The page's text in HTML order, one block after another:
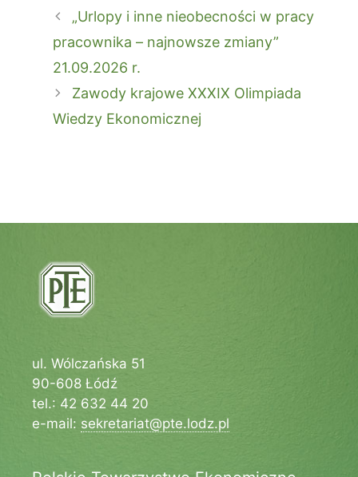
Zobacz
wpisy
„Urlopy i inne nieobecności w pracy
pracownika – najnowsze zmiany”
21.09.2026 r.
Zawody krajowe XXXIX Olimpiada
Wiedzy Ekonomicznej
ul. Wólczańska 51
90-608 Łódź
tel.: 42 632 44 20
e-mail: sekretariat@pte.lodz.pl